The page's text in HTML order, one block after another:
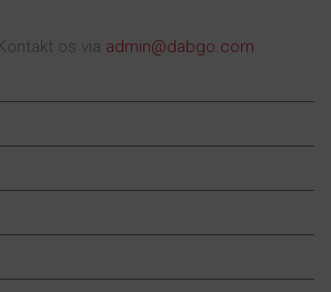
os via admin@dabgo.com